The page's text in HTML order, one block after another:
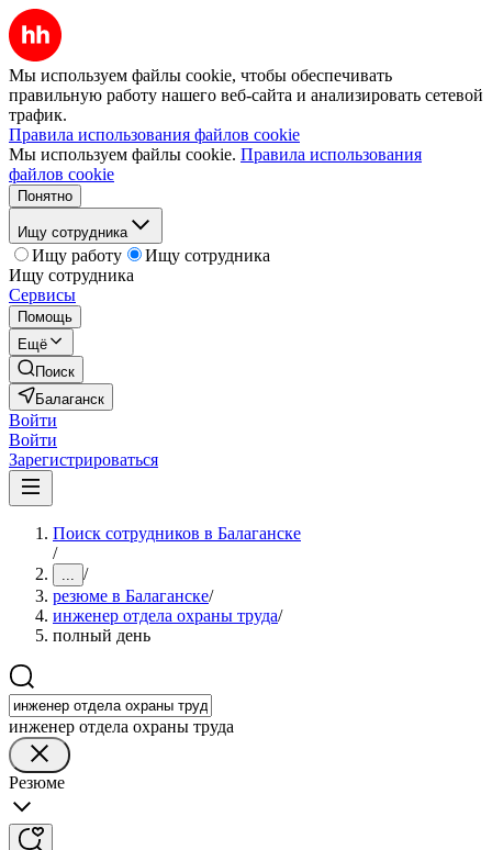
Мы используем файлы cookie, чтобы обеспечивать
правильную работу нашего веб-сайта и анализировать сетевой
трафик.
Правила использования файлов cookie
Мы используем файлы cookie. Правила использования
файлов cookie
Понятно
Ищу сотрудника
Ищу работу
Ищу сотрудника
Ищу сотрудника
Сервисы
Помощь
Ещё
Поиск
Балаганск
Войти
Войти
Зарегистрироваться
Поиск сотрудников в Балаганске
/
... /
резюме в Балаганске/
инженер отдела охраны труда/
полный день
инженер отдела охраны труда
Резюме